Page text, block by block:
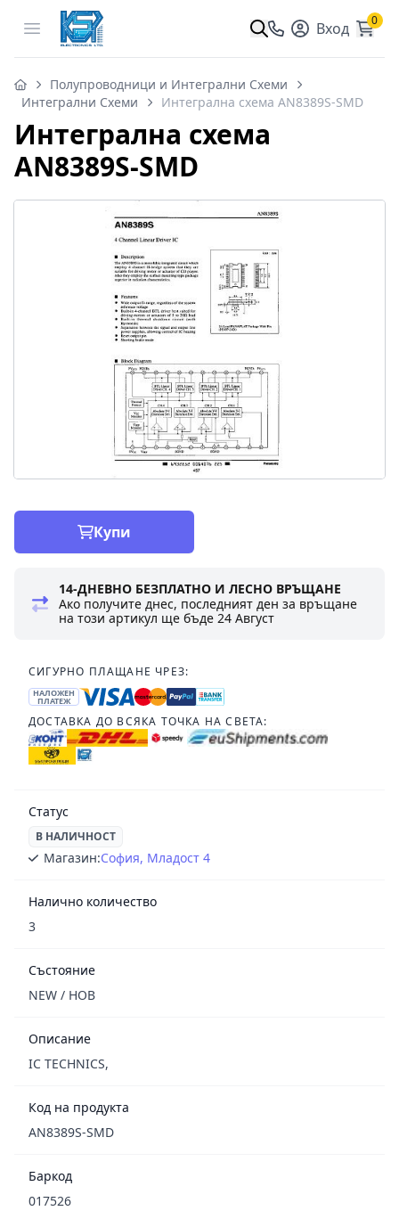
Open menu Вход 0
Полупроводници и Интегрални Схеми
Интегрални Схеми
Интегрална схема AN8389S-SMD
Интегрална схема
AN8389S-SMD
Купи
14-ДНЕВНО БЕЗПЛАТНО И ЛЕСНО ВРЪЩАНЕ
Ако получите днес, последният ден за връщане
на този артикул ще бъде24 Август
СИГУРНО ПЛАЩАНЕ ЧРЕЗ:
НАЛОЖЕН
ПЛАТЕЖ
ДОСТАВКА ДО ВСЯКА ТОЧКА НА СВЕТА:
Статус
В НАЛИЧНОСТ
Магазин:София, Младост 4
Налично количество
3
Състояние
NEW / НОВ
Описание
IC TECHNICS,
Код на продукта
AN8389S-SMD
Баркод
017526